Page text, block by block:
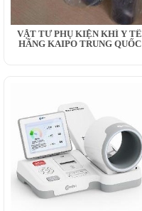
VẬT TƯ PHỤ KIỆN KHÍ Y TẾ
HÃNG KAIPO TRUNG QUỐC